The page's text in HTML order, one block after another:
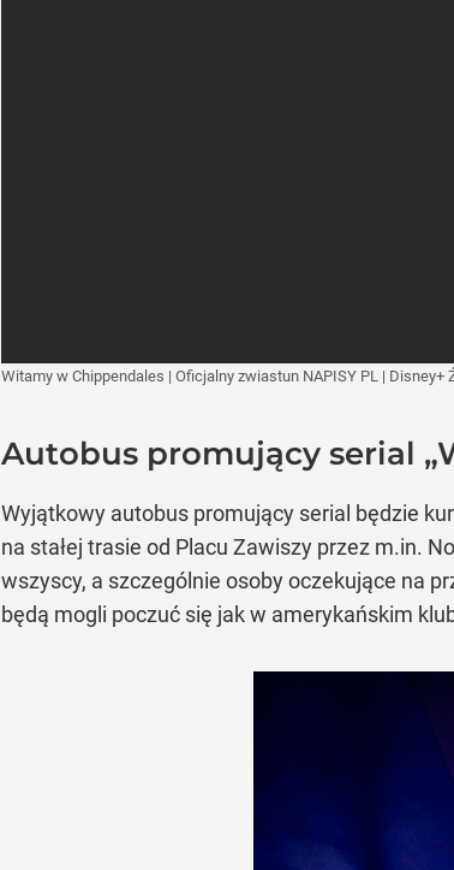
Witamy w Chippendales | Oficjalny zwiastun NAPISY PL | Disney+
Autobus promujący serial
Wyjątkowy autobus promujący serial będzie
na stałej trasie od Placu Zawiszy przez m.in.
wszyscy, a szczególnie osoby oczekujące na
będą mogli poczuć się jak w amerykańskim